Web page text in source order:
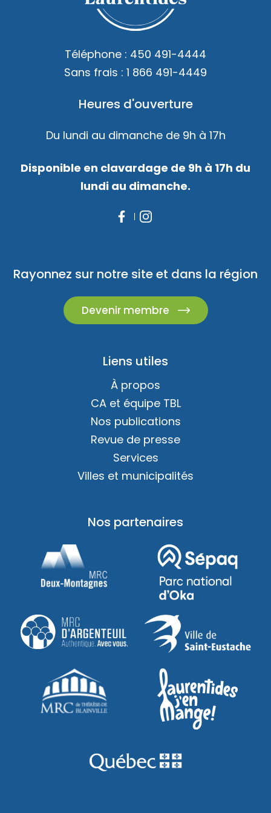
Téléphone : 450 491-4444
Sans frais : 1 866 491-4449
Heures d'ouverture
Du lundi au dimanche de 9h à 17h
Disponible en clavardage de 9h à 17h du
lundi au dimanche.
Rayonnez sur notre site et dans la région
Devenir membre
Liens utiles
À propos
CA et équipe TBL
Nos publications
Revue de presse
Services
Villes et municipalités
Nos partenaires